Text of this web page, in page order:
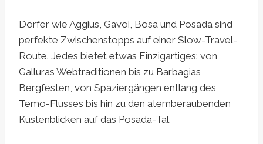
Dörfer wie Aggius, Gavoi, Bosa und Posada sind
perfekte Zwischenstopps auf einer Slow-Travel-
Route. Jedes bietet etwas Einzigartiges: von
Galluras Webtraditionen bis zu Barbagias
Bergfesten, von Spaziergängen entlang des
Temo-Flusses bis hin zu den atemberaubenden
Küstenblicken auf das Posada-Tal.